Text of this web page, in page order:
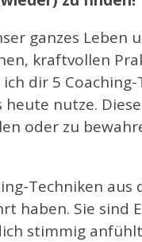
ganzes Leben
kraftvollen
dir 5
nutze.
oder zu
Techniken
haben. Sie sind
stimmig